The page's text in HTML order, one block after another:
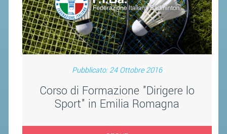
Pubblicato: 24 Ottobre 2016
Corso di Formazione "Dirigere lo
Sport" in Emilia Romagna
PARA BADMINTON
L'ATTIVITÀ
TESSERAMENTO
REGOLAMENTI
GARE